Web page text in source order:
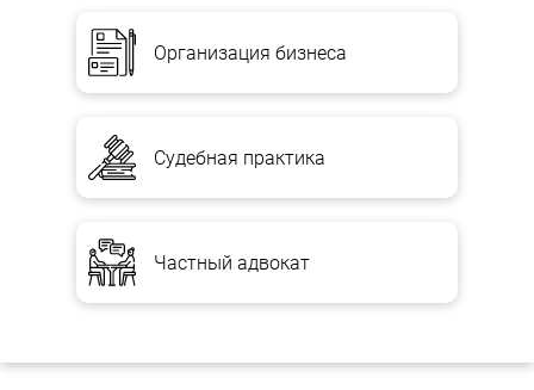
Организация бизнеса
Судебная практика
Частный адвокат